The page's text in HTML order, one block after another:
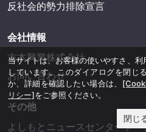
反社会的勢力排除宣言
会社情報
吉本興業株式会社
お問い合わせ
その他
よしもとニュースセンターア
当サイトは、お客様の使いやすさ、
しています。このダイアログを閉じ
か、詳細を確認したい場合は、
リシー]をご参照ください。
閉じ